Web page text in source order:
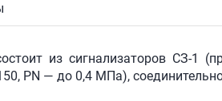
из сигнализаторов СЗ-1
PN — до 0,4 МПа),